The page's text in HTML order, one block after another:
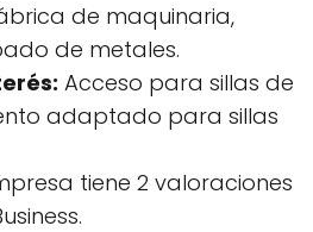
de maquinaria,
de metales.
Acceso para sillas de
adaptado para sillas
tiene 2 valoraciones